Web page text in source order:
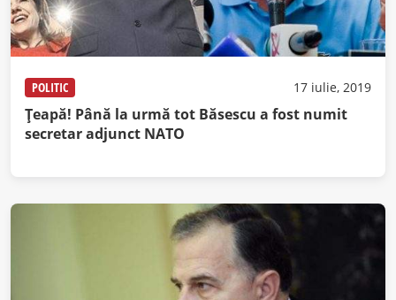
POLITIC 17 iulie, 2019
Țeapă! Până la urmă tot Băsescu a fost numit
secretar adjunct NATO